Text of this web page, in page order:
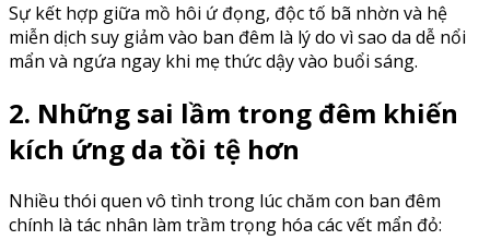
Sự kết hợp giữa mồ hôi ứ đọng, độc tố bã nhờn và hệ
miễn dịch suy giảm vào ban đêm là lý do vì sao da dễ nổi
mẩn và ngứa ngay khi mẹ thức dậy vào buổi sáng.
2. Những sai lầm trong đêm khiến
kích ứng da tồi tệ hơn
Nhiều thói quen vô tình trong lúc chăm con ban đêm
chính là tác nhân làm trầm trọng hóa các vết mẩn đỏ: